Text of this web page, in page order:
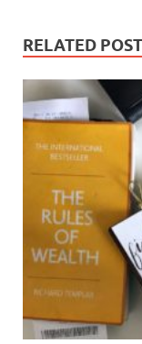
RELATED